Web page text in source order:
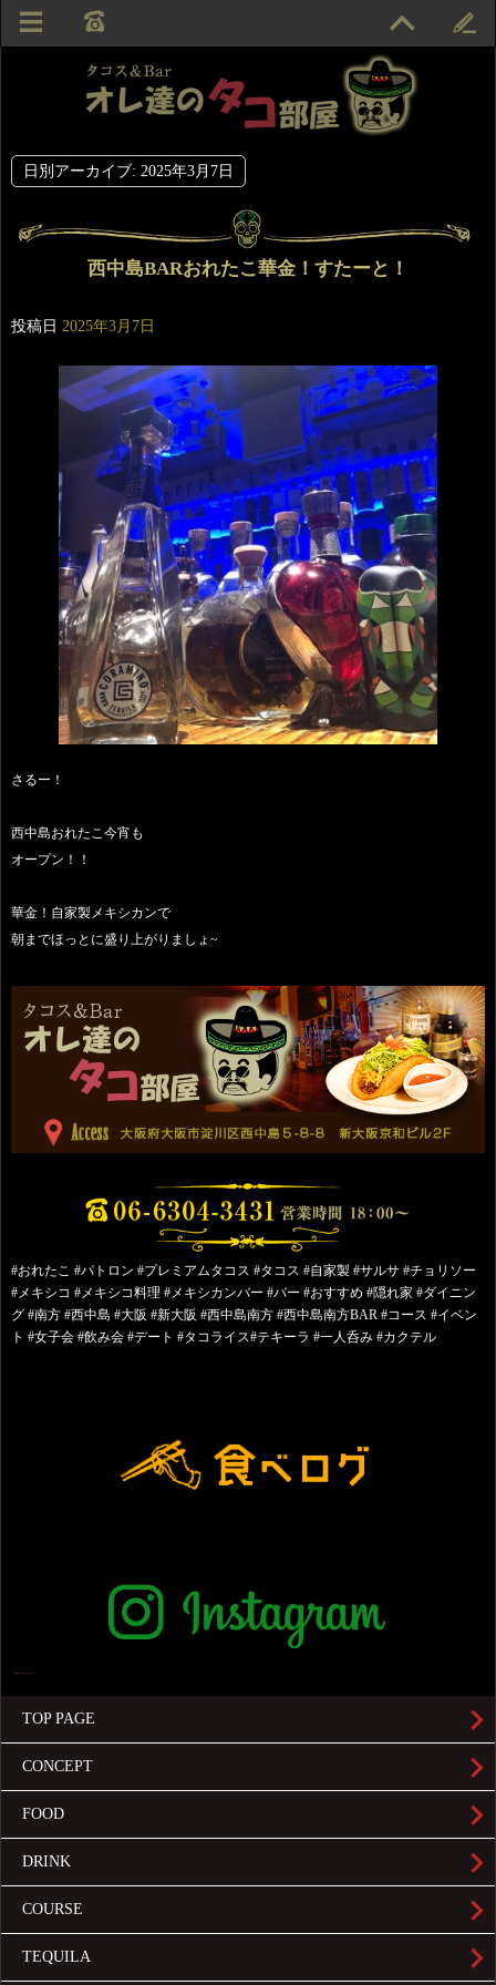
日別アーカイブ: 2025年3月7日
西中島BARおれたこ華金！すたーと！
投稿日 2025年3月7日
さるー！
西中島おれたこ今宵も
オープン！！
華金！自家製メキシカンで
朝までほっとに盛り上がりましょ~
#おれたこ #パトロン #プレミアムタコス #タコス #自家製 #サルサ #チョリソー
#メキシコ #メキシコ料理 #メキシカンバー #バー #おすすめ #隠れ家 #ダイニン
グ #南方 #西中島 #大阪 #新大阪 #西中島南方 #西中島南方BAR #コース #イベン
ト #女子会 #飲み会 #デート #タコライス#テキーラ #一人呑み #カクテル
TOP PAGE
CONCEPT
FOOD
DRINK
COURSE
TEQUILA